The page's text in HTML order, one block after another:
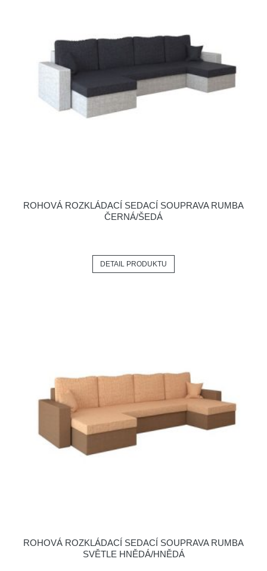
ROHOVÁ ROZKLÁDACÍ SEDACÍ SOUPRAVA RUMBA
ČERNÁ/ŠEDÁ
DETAIL PRODUKTU
ROHOVÁ ROZKLÁDACÍ SEDACÍ SOUPRAVA RUMBA
SVĚTLE HNĚDÁ/HNĚDÁ